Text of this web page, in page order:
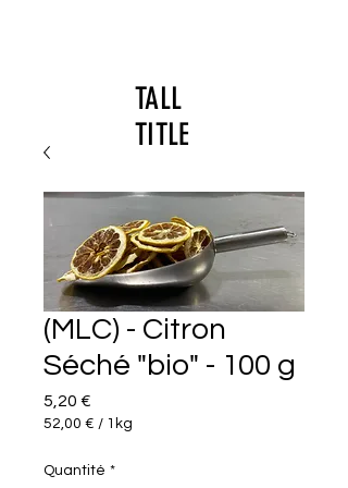
TALL
TITLE
(MLC) - Citron
Séché "bio" - 100 g
5,20 €
52,00 € / 1kg
pour
Quantité *